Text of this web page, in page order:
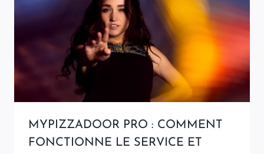
MYPIZZADOOR PRO : COMMENT
FONCTIONNE LE SERVICE ET